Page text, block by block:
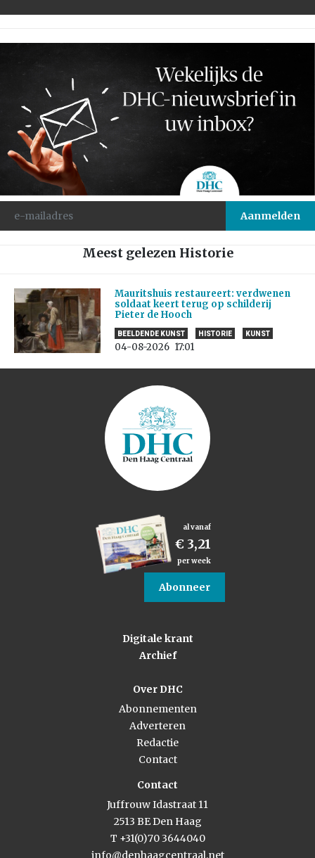
Meest gelezen Historie
Mauritshuis restaureert: verdwenen
soldaat keert terug op schilderij
Pieter de Hooch
BEELDENDE KUNST HISTORIE KUNST
04-08-2026 17:01
al vanaf
€ 3,21
per week
Abonneer
Digitale krant
Archief
Over DHC
Abonnementen
Adverteren
Redactie
Contact
Contact
Juffrouw Idastraat 11
2513 BE Den Haag
T +31(0)70 3644040
info@denhaagcentraal.net